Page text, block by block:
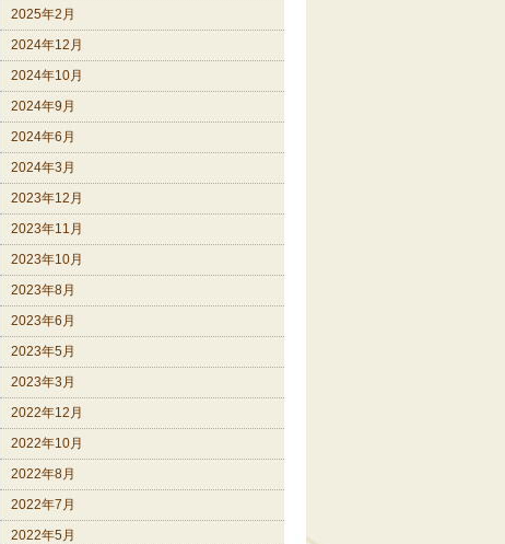
2025年2月
2024年12月
2024年10月
2024年9月
2024年6月
2024年3月
2023年12月
2023年11月
2023年10月
2023年8月
2023年6月
2023年5月
2023年3月
2022年12月
2022年10月
2022年8月
2022年7月
2022年5月